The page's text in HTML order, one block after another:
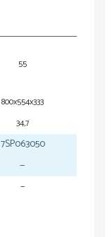
55
800x554x333
34,7
7SP063050
—
—